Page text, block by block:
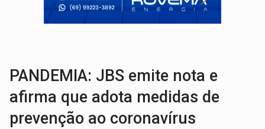
PANDEMIA: JBS emite nota e
afirma que adota medidas de
prevenção ao coronavírus